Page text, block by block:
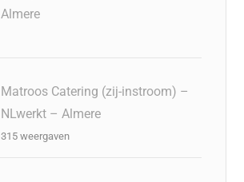
Almere
Matroos Catering (zij-instroom) –
NLwerkt – Almere
315 weergaven